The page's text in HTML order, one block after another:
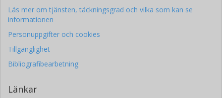
Läs mer om tjänsten, täckningsgrad och vilka som kan se
informationen
Personuppgifter och cookies
Tillgänglighet
Bibliografibearbetning
Länkar